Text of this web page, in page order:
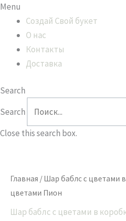
Menu
Создай Свой букет
О нас
Контакты
Доставка
Search
Search
Close this search box.
Главная / Шар баблс с цветами
цветами Пион
Шар баблс с цветами в
Шар
BUBBLE
цветами